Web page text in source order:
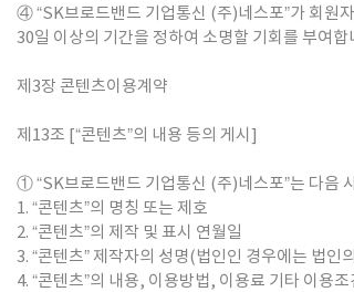
④ “SK브로드밴드 기업통신 (주)네스포”가 회원
30일 이상의 기간을 정하여 소명할 기회를 부여합
제3장 콘텐츠이용계약
제13조 [“콘텐츠”의 내용 등의 게시]
① “SK브로드밴드 기업통신 (주)네스포”는 다음
1. “콘텐츠”의 명칭 또는 제호
2. “콘텐츠”의 제작 및 표시 연월일
3. “콘텐츠” 제작자의 성명(법인인 경우에는 법인
4. “콘텐츠”의 내용, 이용방법, 이용료 기타 이용조